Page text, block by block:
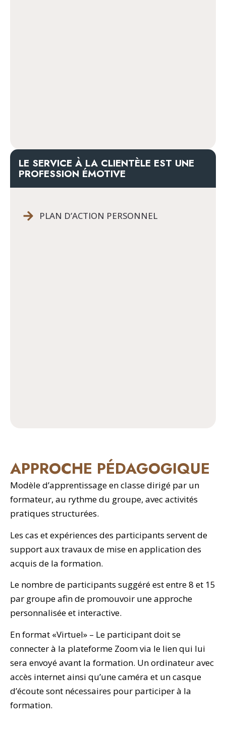
LE SERVICE À LA CLIENTÈLE EST UNE
PROFESSION ÉMOTIVE
PLAN D’ACTION PERSONNEL
APPROCHE PÉDAGOGIQUE
Modèle d’apprentissage en classe dirigé par un
formateur, au rythme du groupe, avec activités
pratiques structurées.
Les cas et expériences des participants servent de
support aux travaux de mise en application des
acquis de la formation.
Le nombre de participants suggéré est entre 8 et 15
par groupe afin de promouvoir une approche
personnalisée et interactive.
En format «Virtuel» – Le participant doit se
connecter à la plateforme Zoom via le lien qui lui
sera envoyé avant la formation. Un ordinateur avec
accès internet ainsi qu’une caméra et un casque
d’écoute sont nécessaires pour participer à la
formation.